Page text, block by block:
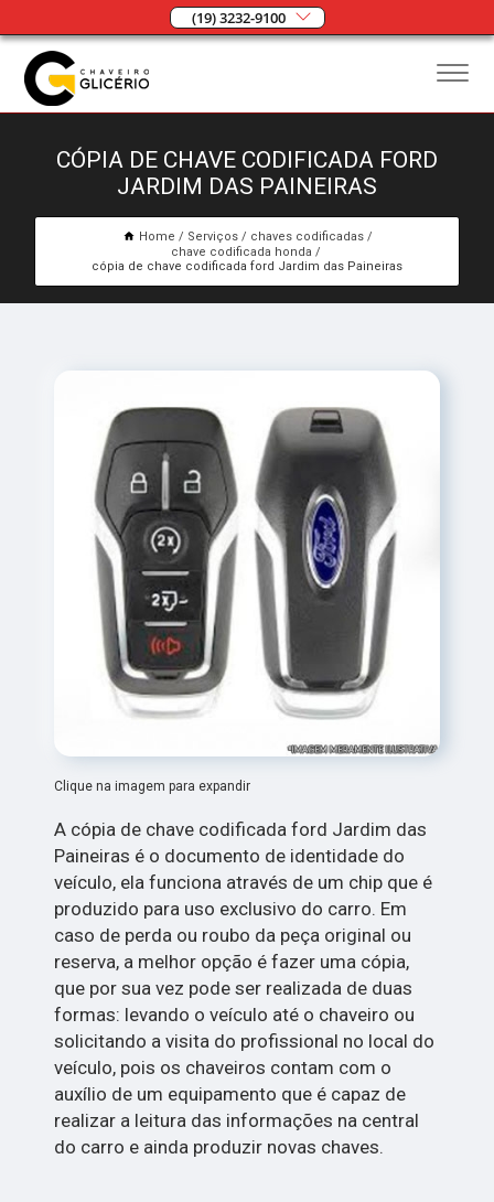
(19) 3232-9100
CÓPIA DE CHAVE CODIFICADA FORD
JARDIM DAS PAINEIRAS
Home Serviços
chaves codificadas
chave codificada honda
cópia de chave codificada ford Jardim das Paineiras
Clique na imagem para expandir
A cópia de chave codificada ford Jardim das
Paineiras é o documento de identidade do
veículo, ela funciona através de um chip que é
produzido para uso exclusivo do carro. Em
caso de perda ou roubo da peça original ou
reserva, a melhor opção é fazer uma cópia,
que por sua vez pode ser realizada de duas
formas: levando o veículo até o chaveiro ou
solicitando a visita do profissional no local do
veículo, pois os chaveiros contam com o
auxílio de um equipamento que é capaz de
realizar a leitura das informações na central
do carro e ainda produzir novas chaves.